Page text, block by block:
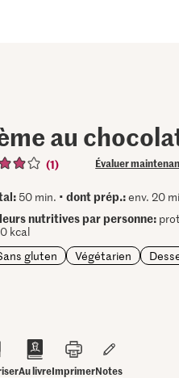
au
(1) Évaluer
50 min. •dont prép.:env. 20
nutritives par personne:
kcal
gluten
Végétarien
Au livreImprimerNotes